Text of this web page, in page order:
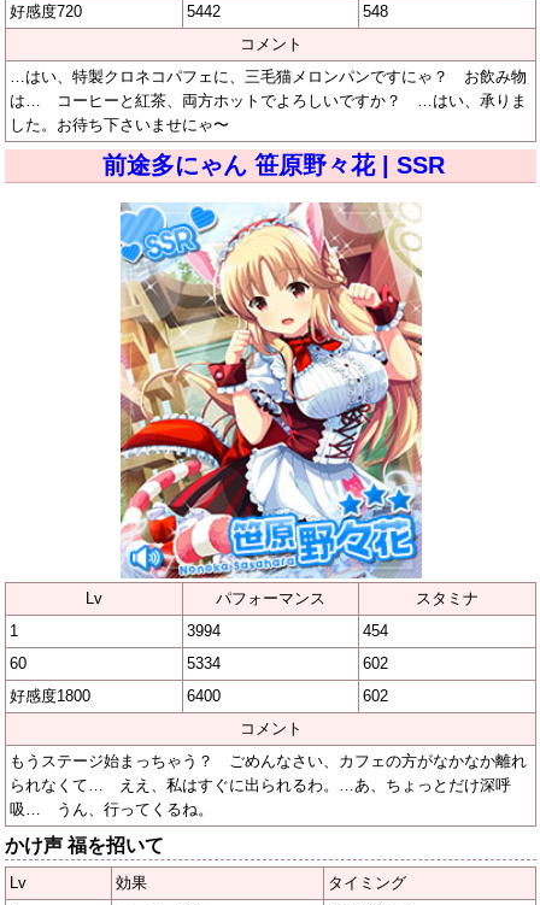
好感度720
5442
548
コメント
…はい、特製クロネコパフェに、三毛猫メロンパンですにゃ？ お飲み物
は… コーヒーと紅茶、両方ホットでよろしいですか？ …はい、承りま
した。お待ち下さいませにゃ〜
前途多にゃん 笹原野々花 | SSR
Lv パフォーマンス
スタミナ
1
3994
454
60
5334
602
好感度1800
6400
602
コメント
もうステージ始まっちゃう？ ごめんなさい、カフェの方がなかなか離れ
られなくて… ええ、私はすぐに出られるわ。…あ、ちょっとだけ深呼
吸… うん、行ってくるね。
かけ声 福を招いて
Lv 効果
タイミング